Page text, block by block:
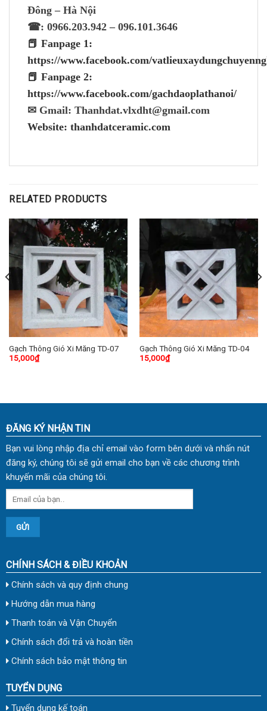
Đông – Hà Nội
☎: 0966.203.942 – 096.101.3646
📕 Fanpage 1:
https://www.facebook.com/
📕 Fanpage 2:
https://www.facebook.com/gachdaoplathanoi/
✉ Gmail: Thanhdat.vlxdht@gmail.com
Website: thanhdatceramic.com
RELATED PRODUCTS
Gạch Thông Gió Xi Măng TD-07
15,000₫
Gạch Thông Gió Xi Măng TD-04
15,000₫
ĐĂNG KÝ NHẬN TIN
Bạn vui lòng nhập địa chỉ email vào form bên dưới và nhấn nút
đăng ký, chúng tôi sẽ gửi email cho bạn về các chương trình
khuyến mãi của chúng tôi.
CHÍNH SÁCH & ĐIỀU KHOẢN
Chính sách và quy định chung
Hướng dẫn mua hàng
Thanh toán và Vận Chuyển
Chính sách đổi trả và hoàn tiền
Chính sách bảo mật thông tin
TUYỂN DỤNG
Tuyển dụng kế toán